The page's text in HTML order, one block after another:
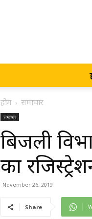
होम समाचार
समाचार
बिजली
का
November 26, 2019
Share